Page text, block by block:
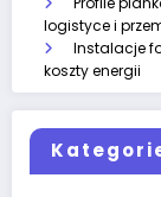
logistyce i
Instalacje
koszty energii